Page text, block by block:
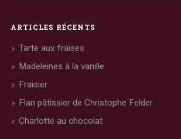
ARTICLES RÉCENTS
Tarte aux fraises
Madeleines à la vanille
Fraisier
Flan pâtissier de Christophe Felder
Charlotte au chocolat